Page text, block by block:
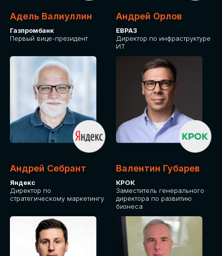
Адель Валиуллин
Газпромбанк
Первый вице-президент
Андрей Орлов
ЕВРАЗ
Директор по инфраструктуре
ИТ
Андрей Себрант
Яндекс
Директор по
стратегическому маркетингу
Валентин Губарев
КРОК
Заместитель генерального
директора по развитию
бизнеса